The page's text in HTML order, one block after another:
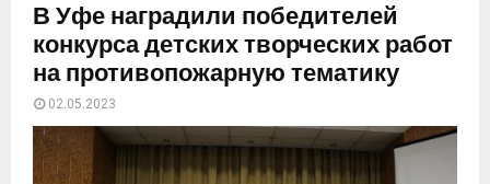
В Уфе наградили победителей
конкурса детских творческих работ
на противопожарную тематику
02.05.2023